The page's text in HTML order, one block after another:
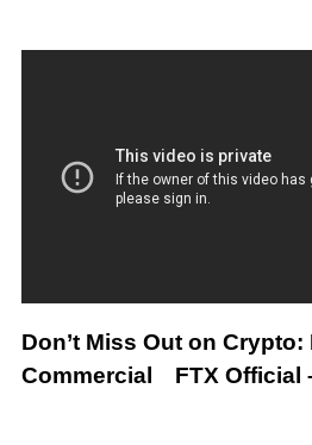
Don’t Miss Out on
Commercial FTX Official